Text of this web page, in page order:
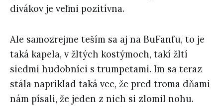
divákov je veľmi pozitívna.
Ale samozrejme teším sa aj na BuFanfu, to je
taká kapela, v žltých kostýmoch, takí žltí
siedmi hudobníci s trumpetami. Im sa teraz
stála napríklad taká vec, že pred troma dňami
nám písali, že jeden z nich si zlomil nohu.